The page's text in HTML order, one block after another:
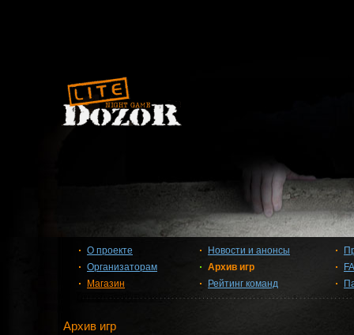
О проекте
Организаторам
Магазин
Новости и анонсы
Архив игр
Рейтинг команд
Архив игр